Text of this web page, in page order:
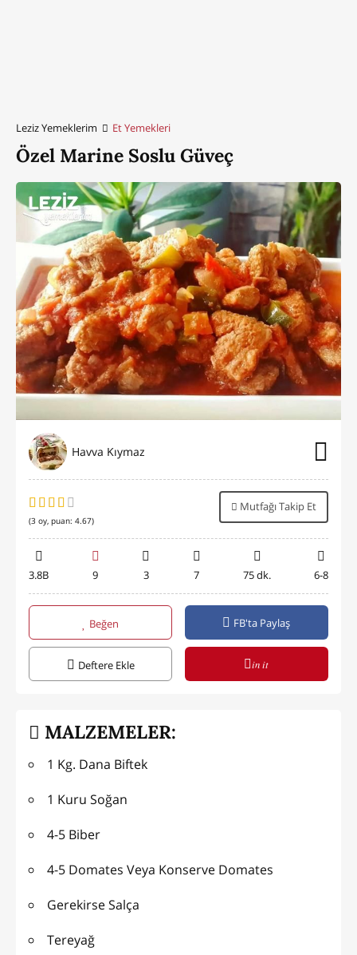
Leziz Yemeklerim Et Yemekleri
Özel Marine Soslu Güveç
Havva Kıymaz
(3 oy, puan: 4.67)
Mutfağı Takip Et
3.8B 9 3 7 75 dk. 6-8
Beğen FB'ta Paylaş
Deftere Ekle in it
MALZEMELER:
1 Kg. Dana Biftek
1 Kuru Soğan
4-5 Biber
4-5 Domates Veya Konserve Domates
Gerekirse Salça
Tereyağ